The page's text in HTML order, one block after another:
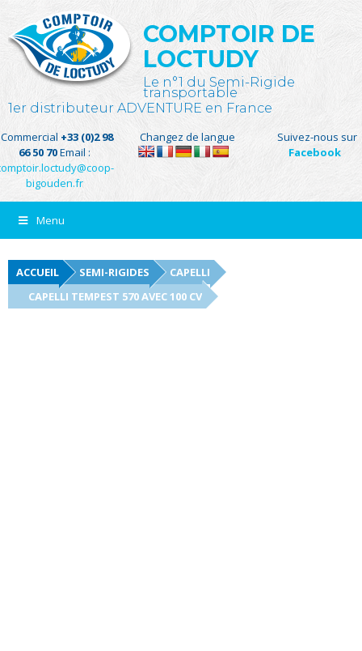
COMPTOIR DE
LOCTUDY
Le n°1 du Semi-Rigide
transportable
1er distributeur ADVENTURE en France
+33 (0)2 98
66 50 70Email :
bigouden.fr
Changez de langue
Suivez-nous sur
Facebook
Menu
ACCUEIL SEMI-RIGIDES
CAPELLI
CAPELLI TEMPEST 570 AVEC 100 CV